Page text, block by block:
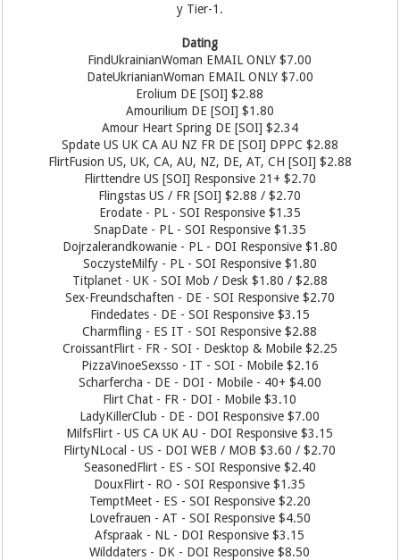
y Tier-1.
Dating
FindUkrainianWoman EMAIL ONLY $7.00
DateUkrianianWoman EMAIL ONLY $7.00
Erolium DE [SOI] $2.88
Amourilium DE [SOI] $1.80
Amour Heart Spring DE [SOI] $2.34
Spdate US UK CA AU NZ FR DE [SOI] DPPC $2.88
FlirtFusion US, UK, CA, AU, NZ, DE, AT, CH [SOI] $2.88
Flirttendre US [SOI] Responsive 21+ $2.70
Flingstas US / FR [SOI] $2.88 / $2.70
Erodate - PL - SOI Responsive $1.35
SnapDate - PL - SOI Responsive $1.35
Dojrzalerandkowanie - PL - DOI Responsive $1.80
SoczysteMilfy - PL - SOI Responsive $1.80
Titplanet - UK - SOI Mob / Desk $1.80 / $2.88
Sex-Freundschaften - DE - SOI Responsive $2.70
Findedates - DE - SOI Responsive $3.15
Charmfling - ES IT - SOI Responsive $2.88
CroissantFlirt - FR - SOI - Desktop & Mobile $2.25
PizzaVinoeSexsso - IT - SOI - Mobile $2.16
Scharfercha - DE - DOI - Mobile - 40+ $4.00
Flirt Chat - FR - DOI - Mobile $3.10
LadyKillerClub - DE - DOI Responsive $7.00
MilfsFlirt - US CA UK AU - DOI Responsive $3.15
FlirtyNLocal - US - DOI WEB / MOB $3.60 / $2.70
SeasonedFlirt - ES - SOI Responsive $2.40
DouxFlirt - RO - SOI Responsive $1.35
TemptMeet - ES - SOI Responsive $2.20
Lovefrauen - AT - SOI Responsive $4.50
Afspraak - NL - DOI Responsive $3.15
Wilddaters - DK - DOI Responsive $8.50